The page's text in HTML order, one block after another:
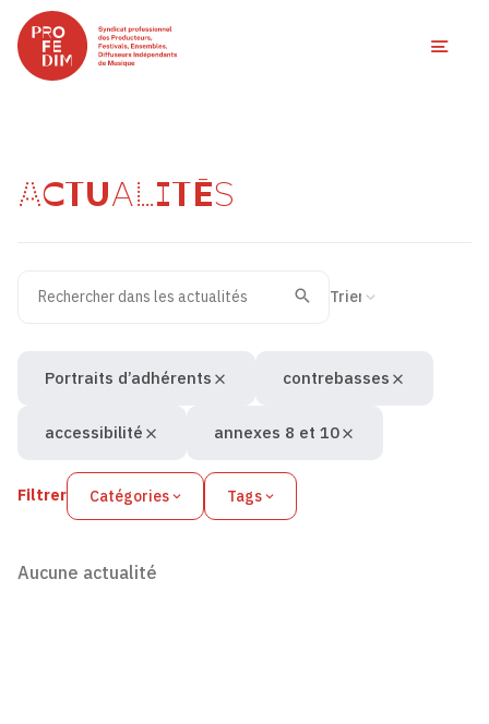
ACTUALITÉS
Recherche
Valider
Filtrer Catégories Tags
Portraits d’adhérents contrebasses
accessibilité annexes 8 et 10
Aucune actualité